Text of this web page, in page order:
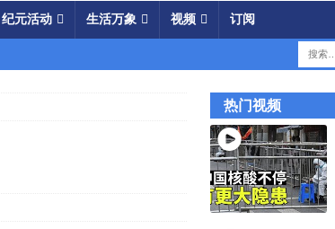
纪元活动 生活万象 视频 订阅
热门视频